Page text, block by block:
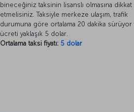
bineceğiniz taksinin lisanslı olmasına dikkat
etmelisiniz. Taksiyle merkeze ulaşım, trafik
durumuna göre ortalama 20 dakika sürüyor
ücreti yaklaşık 5 dolar.
Ortalama taksi fiyatı: 5 dolar